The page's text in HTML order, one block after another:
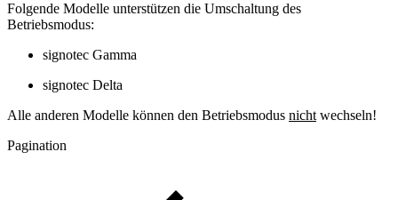
Folgende Modelle unterstützen die Umschaltung des
Betriebsmodus:
signotec Gamma
signotec Delta
Alle anderen Modelle können den Betriebsmodus nicht wechseln!
Pagination